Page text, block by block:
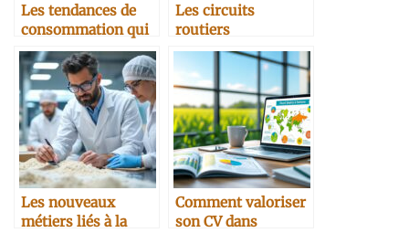
Les tendances de
consommation qui
influencent le
marché B2B
Les circuits
routiers
champêtres avec les
motos Harley
Davidson et Indian
pour découvrir la
France rurale
Les nouveaux
métiers liés à la
Comment valoriser
son CV dans